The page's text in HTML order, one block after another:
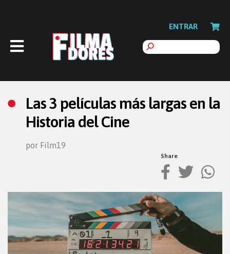
ENTRAR
Las 3 películas más largas en la
Historia del Cine
por Film19
Share